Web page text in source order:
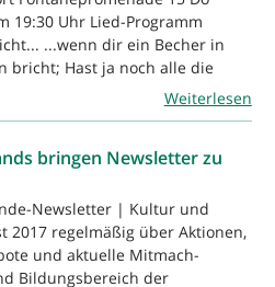
19:30 Uhr Lied-Programm
...wenn dir ein Becher in
bricht; Hast ja noch alle die
Weiterlesen
bringen Newsletter zu
Newsletter | Kultur und
2017 regelmäßig über Aktionen,
und aktuelle Mitmach-
Bildungsbereich der